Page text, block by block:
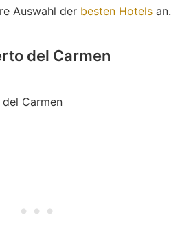
Auswahl der besten Hotels an.
del Carmen